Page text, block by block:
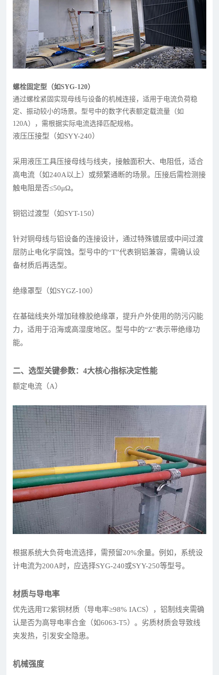
螺栓固定型（如SYG-120）
通过螺栓紧固实现母线与设备的机械连接，适用于电流负荷稳
定、振动较小的场景。型号中的数字代表额定载流量（如
120A），需根据实际电流选择匹配规格。
液压压接型（如SYY-240）
采用液压工具压接母线与线夹，接触面积大、电阻低，适合
高电流（如240A以上）或频繁通断的场景。压接后需检测接
触电阻是否≤50μΩ。
铜铝过渡型（如SYT-150）
针对铜母线与铝设备的连接设计，通过特殊镀层或中间过渡
层防止电化学腐蚀。型号中的“T”代表铜铝兼容，需确认设
备材质后再选型。
绝缘罩型（如SYGZ-100）
在基础线夹外增加硅橡胶绝缘罩，提升户外使用的防污闪能
力，适用于沿海或高湿度地区。型号中的“Z”表示带绝缘功
能。
二、选型关键参数：4大核心指标决定性能
额定电流（A）
根据系统大负荷电流选择，需预留20%余量。例如，系统设
计电流为200A时，应选择SYG-240或SYY-250等型号。
材质与导电率
优先选用T2紫铜材质（导电率≥98% IACS），铝制线夹需确
认是否为高导电率合金（如6063-T5）。劣质材质会导致线
夹发热，引发安全隐患。
机械强度